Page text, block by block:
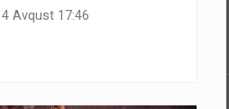
4 Avqust 17:46